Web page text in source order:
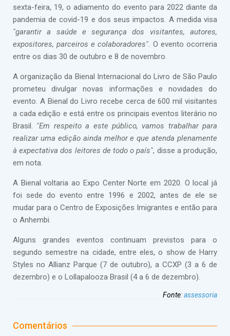
sexta-feira, 19, o adiamento do evento para 2022 diante da
pandemia de covid-19 e dos seus impactos. A medida visa
"garantir a saúde e segurança dos visitantes, autores,
expositores, parceiros e colaboradores". O evento ocorreria
entre os dias 30 de outubro e 8 de novembro.
A organização da Bienal Internacional do Livro de São Paulo
prometeu divulgar novas informações e novidades do
evento. A Bienal do Livro recebe cerca de 600 mil visitantes
a cada edição e está entre os principais eventos literário no
Brasil. "Em respeito a este público, vamos trabalhar para
realizar uma edição ainda melhor e que atenda plenamente
à expectativa dos leitores de todo o país", disse a produção,
em nota.
A Bienal voltaria ao Expo Center Norte em 2020. O local já
foi sede do evento entre 1996 e 2002, antes de ele se
mudar para o Centro de Exposições Imigrantes e então para
o Anhembi.
Alguns grandes eventos continuam previstos para o
segundo semestre na cidade, entre eles, o show de Harry
Styles no Allianz Parque (7 de outubro), a CCXP (3 a 6 de
dezembro) e o Lollapalooza Brasil (4 a 6 de dezembro).
Fonte:assessoria
Comentários